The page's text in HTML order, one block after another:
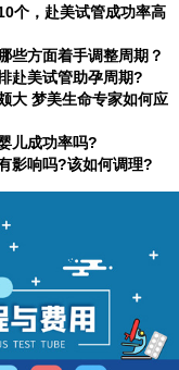
个，赴美试管成功率高
些方面着手调整周期？
赴美试管助孕周期?
大 梦美生命专家如何应
儿成功率吗?
影响吗?该如何调理?